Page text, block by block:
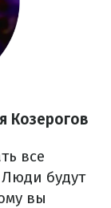
Козерогов
все
будут
вы